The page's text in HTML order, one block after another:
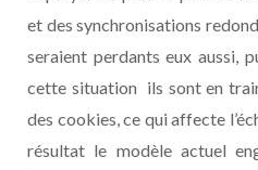
et des synchronisations
seraient perdants eux aussi,
cette situation ils sont en
des cookies, ce qui affecte
résultat le modèle actuel